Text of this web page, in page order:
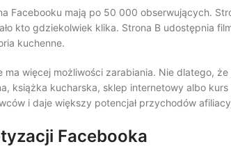
Facebooku mają po 50 000 obserwujących.
kto gdziekolwiek klika. Strona B udostępnia
kuchenne.
ma więcej możliwości zarabiania. Nie dlatego,
książka kucharska, sklep internetowy albo
i daje większy potencjał przychodów
Facebooka